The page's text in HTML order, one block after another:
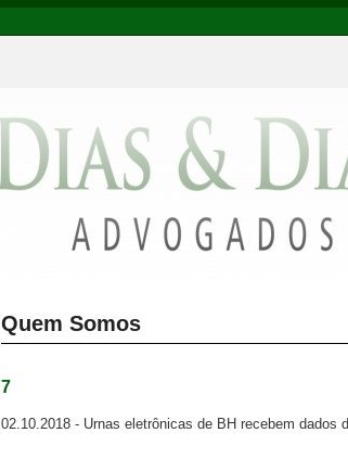
Quem Somos
7
02.10.2018 - Urnas eletrônicas de BH recebem